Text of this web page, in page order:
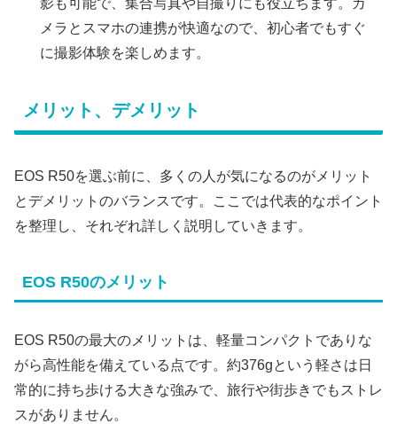
メラとスマホの連携が快適なので、初心者でもすぐ
に撮影体験を楽しめます。
メリット、デメリット
EOS R50を選ぶ前に、多くの人が気になるのがメリット
とデメリットのバランスです。ここでは代表的なポイント
を整理し、それぞれ詳しく説明していきます。
EOS R50のメリット
EOS R50の最大のメリットは、軽量コンパクトでありな
がら高性能を備えている点です。約376gという軽さは日
常的に持ち歩ける大きな強みで、旅行や街歩きでもストレ
スがありません。